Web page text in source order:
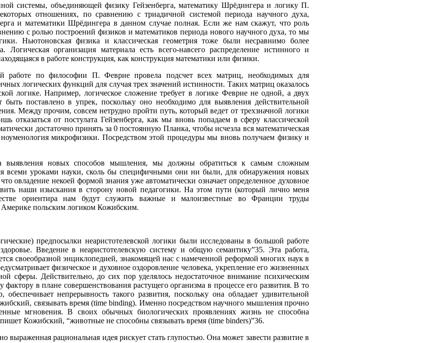
системы, объединяющей физику Гейзенберга, математику Шрёдингера и логику П.
отношениях, по сравнению с триадичной системой периода научного духа,
и математики Шрёдингера в данном случае полная. Если же нам скажут, что роль
с ролью построений физиков и математиков периода нового научного духа, то мы
Ньютоновская физика и классическая геометрия тоже были несравнимо более
Логическая организация материала есть всего-навсего распределение истинного и
в работе конструкция, как конструкция математики или физики.
работе по философии П. Феврие провела подсчет всех матриц, необходимых для
логических функций для случая трех значений истинности. Таких матриц оказалось
логике. Например, логическое сложение требует в логике Феврие не одной, а двух
поставлено в упрек, поскольку оно необходимо для выявления действительной
Между прочим, совсем нетрудно пройти путь, который ведет от трехзначной логики
отказаться от постулата Гейзенберга, как мы вновь попадаем в сферу классической
достаточно принять за 0 постоянную Планка, чтобы исчезла вся математическая
ноуменология микрофизики. Посредством этой процедуры мы вновь получаем физику и
выявления новых способов мышления, мы должны обратиться к самым сложным
всеми уроками науки, сколь бы специфичными они ни были, для обнаружения новых
овладение некоей формой знания уже автоматически означает определенное духовное
наши изыскания в сторону новой педагогики. На этом пути (который лично меня
ориентира нам будут служить важные и малоизвестные во Франции труды
польским логиком Кожибским.
предпосылки неаристотелевской логики были исследованы в большой работе
Введение в неаристотелевскую систему и общую семантику”35. Эта работа,
своеобразной энциклопедией, знакомящей нас с намеченной реформой многих наук в
физическое и духовное оздоровление человека, укрепление его жизненных
сферы. Действительно, до сих пор уделялось недостаточное внимание психическим
в плане совершенствования растущего организма в процессе его развития. В то
непрерывность такого развития, поскольку она обладает удивительной
связывать время (time binding). Именно посредством научного мышления прочно
мгновения. В своих обычных биологических проявлениях жизнь не способна
Кожибский, “животные не способны связывать время (time binders)”36.
выраженная рациональная идея рискует стать глупостью. Она может завести развитие в